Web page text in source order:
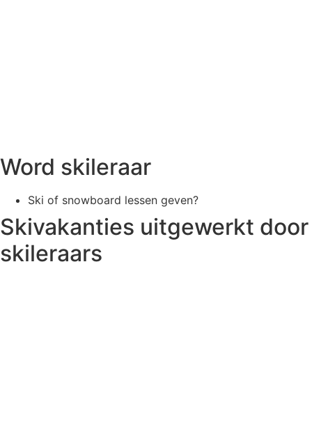
Word skileraar
Ski of snowboard lessen geven?
Skivakanties uitgewerkt door
skileraars